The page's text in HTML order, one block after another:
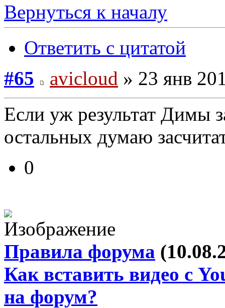
Вернуться к началу
Ответить с цитатой
#65
avicloud » 23 янв
Если уж результат Димы
остальных думаю
0
Правила форума
Как вставить видео с
на форум?